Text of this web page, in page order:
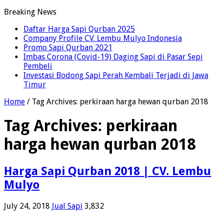
Breaking News
Daftar Harga Sapi Qurban 2025
Company Profile CV. Lembu Mulyo Indonesia
Promo Sapi Qurban 2021
Imbas Corona (Covid-19) Daging Sapi di Pasar Sepi
Pembeli
Investasi Bodong Sapi Perah Kembali Terjadi di Jawa
Timur
Home / Tag Archives: perkiraan harga hewan qurban 2018
Tag Archives: perkiraan
harga hewan qurban 2018
Harga Sapi Qurban 2018 | CV. Lembu
Mulyo
July 24, 2018 Jual Sapi 3,832